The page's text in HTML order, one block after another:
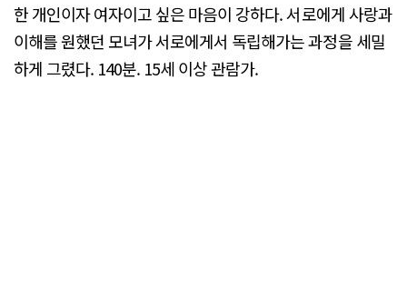
한 개인이자 여자이고 싶은 마음이 강하다. 서로에게 사랑과
이해를 원했던 모녀가 서로에게서 독립해가는 과정을 세밀
하게 그렸다. 140분. 15세 이상 관람가.